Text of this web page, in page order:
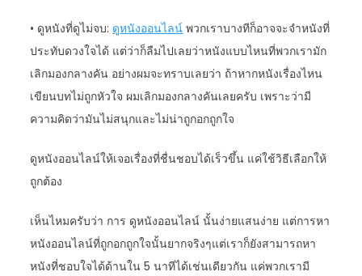
• ดูหนังที่ดูไม่จบ: ดูหนังออนไลน์ พวกเราบางทีก็อาจจะจำหนังที่
ประทับดวงใจได้ แต่ว่าก็ลืมไปเลยว่าหนังแบบไหนที่พวกเรามัก
เลิกมองกลางคัน อย่างผมจะทราบเลยว่า ถ้าหากหนังเรื่องไหน
เขียนบทไม่ถูกหัวใจ ผมเลิกมองกลางคันเลยครับ เพราะว่ามี
ความคิดว่ามันไม่สนุกและไม่น่าถูกอกถูกใจ
ดูหนังออนไลน์ให้เจอเรื่องที่ชื่นชอบได้เร็วขึ้น แค่ใช้วิธีเลือกให้
ถูกต้อง
เห็นไหมครับว่า การ ดูหนังออนไลน์ นั้นง่ายแสนง่าย แต่การหา
หนังออนไลน์ที่ถูกอกถูกใจนั้นยากจริงๆแต่เราก็ยังสามารถหา
หนังที่ชอบใจได้ด้านใน 5 นาทีได้เช่นเดียวกัน แค่พวกเรามี